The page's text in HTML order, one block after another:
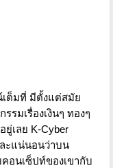
เต็มที่ มีตั้งแต่สมัย
รมเรื่องเงินๆ ทองๆ
เลย K-Cyber
ละแน่นอนว่าบน
อนเซ็ปท์ของเขากับ